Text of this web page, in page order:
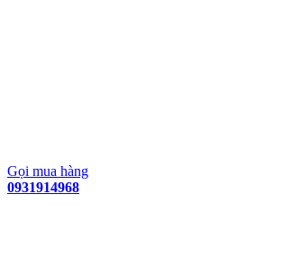
Gọi mua hàng
0931914968